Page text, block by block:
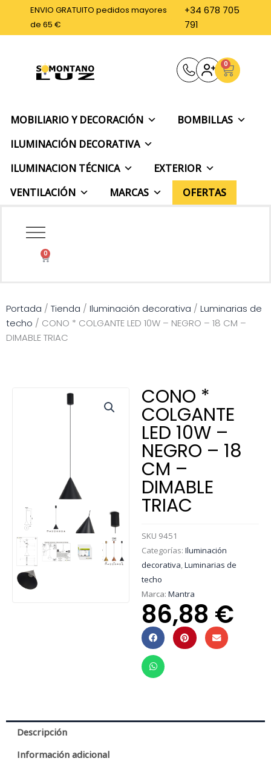
contenido
ENVIO GRATUITO pedidos mayores
de 65 €
+34 678 705
791
0
Carrito
MOBILIARIO Y DECORACIÓN
BOMBILLAS
ILUMINACIÓN DECORATIVA
ILUMINACION TÉCNICA
EXTERIOR
VENTILACIÓN
MARCAS OFERTAS
0
Carrito
Portada / Tienda / Iluminación decorativa / Luminarias de
techo / CONO * COLGANTE LED 10W – NEGRO – 18 CM –
DIMABLE TRIAC
CONO *
COLGANTE
LED 10W –
NEGRO – 18
CM –
DIMABLE
TRIAC
SKU 9451
Categorías: Iluminación
decorativa Luminarias de
techo
Marca: Mantra
86,88 €
Descripción
Información adicional